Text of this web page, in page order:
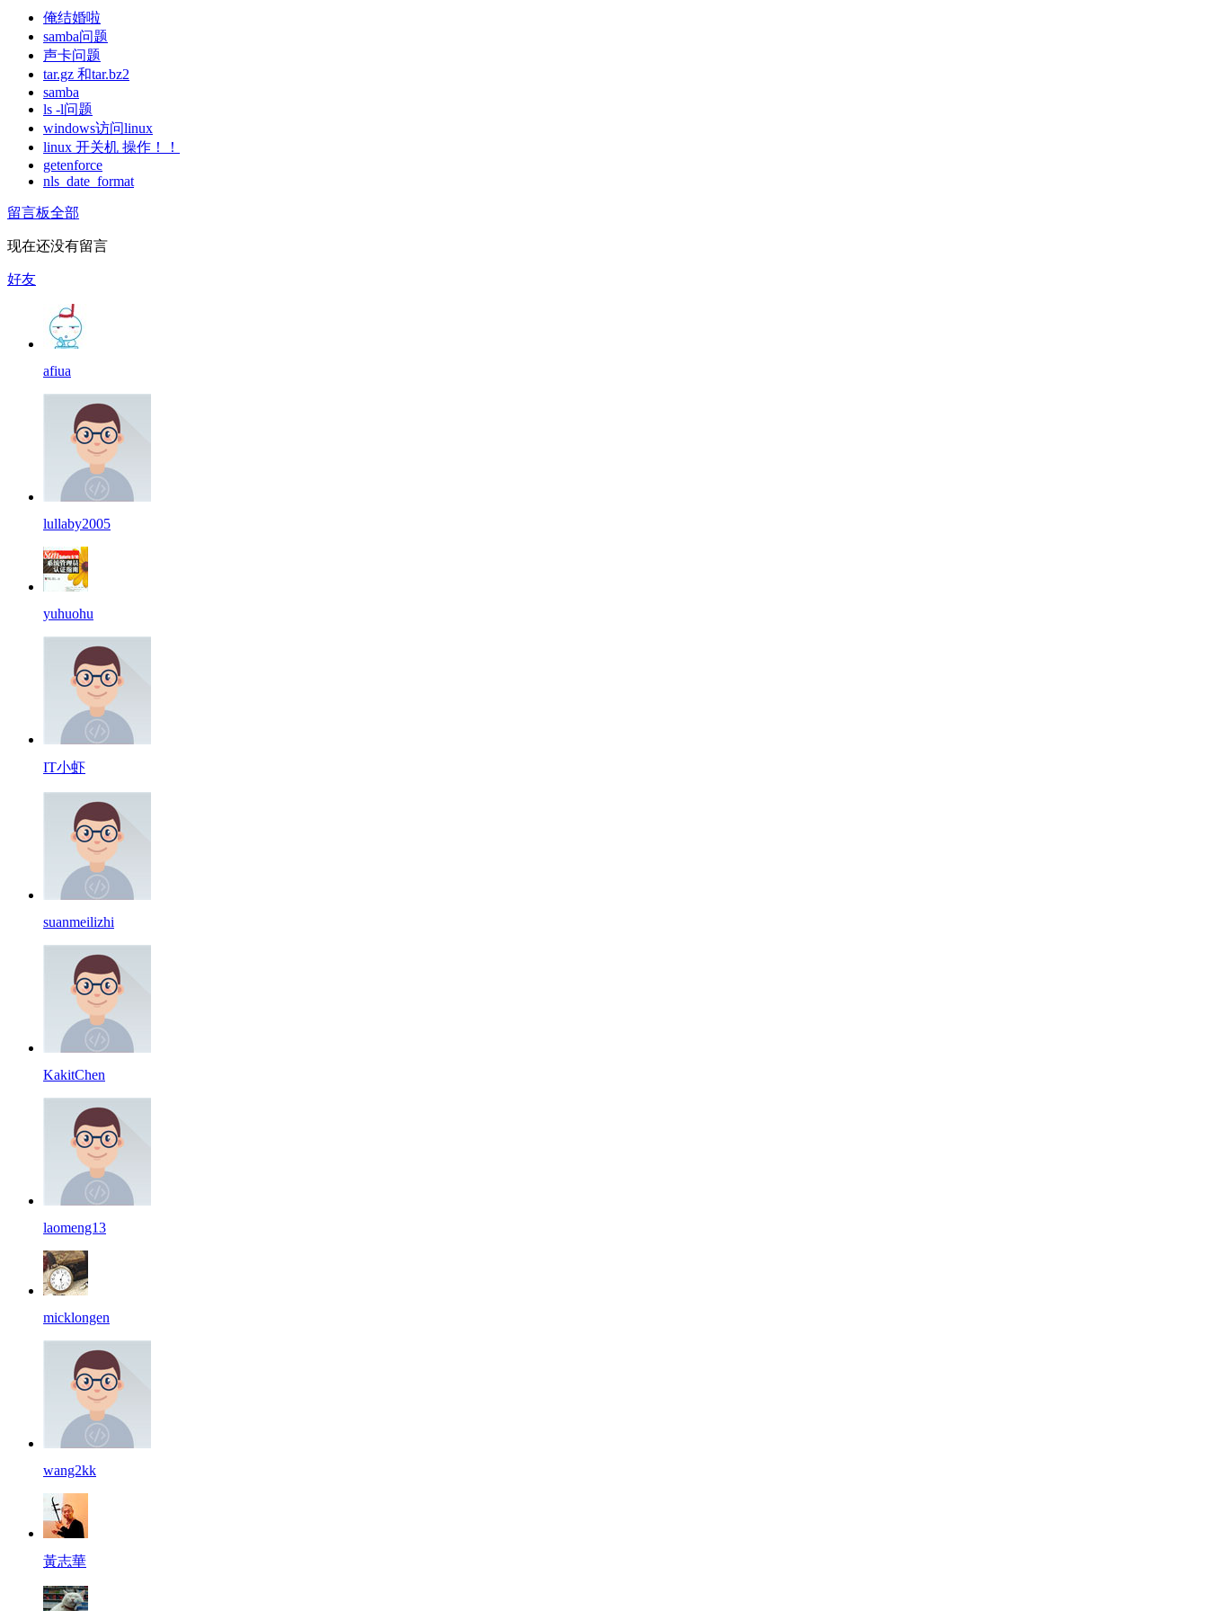
俺结婚啦
samba问题
声卡问题
tar.gz 和tar.bz2
samba
ls -l问题
windows访问linux
linux 开关机 操作！！
getenforce
nls_date_format
留言板全部
现在还没有留言
好友
afiua
lullaby2005
yuhuohu
IT小虾
suanmeilizhi
KakitChen
laomeng13
micklongen
wang2kk
黃志華